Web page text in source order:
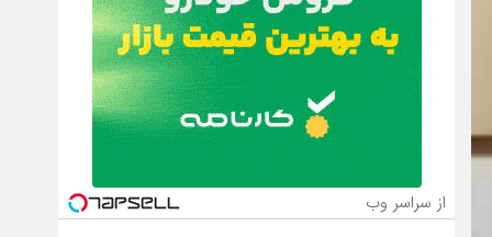
از سراسر وب